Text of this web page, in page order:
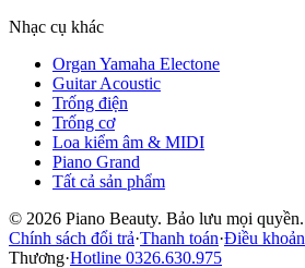
Nhạc cụ khác
Organ Yamaha Electone
Guitar Acoustic
Trống điện
Trống cơ
Loa kiểm âm & MIDI
Piano Grand
Tất cả sản phẩm
© 2026 Piano Beauty. Bảo lưu mọi quyền.
Chính sách đổi trả·Thanh toán·Điều khoản
Thương·Hotline 0326.630.975